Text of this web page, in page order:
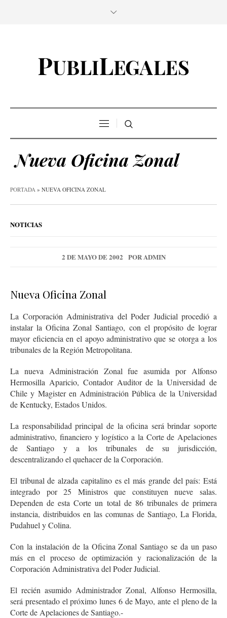
Nueva Oficina Zonal
PORTADA » NUEVA OFICINA ZONAL
NOTICIAS
2 DE MAYO DE 2002 POR ADMIN
Nueva Oficina Zonal
La Corporación Administrativa del Poder Judicial procedió a
instalar la Oficina Zonal Santiago, con el propósito de lograr
mayor eficiencia en el apoyo administrativo que se otorga a los
tribunales de la Región Metropolitana.
La nueva Administración Zonal fue asumida por Alfonso
Hermosilla Aparicio, Contador Auditor de la Universidad de
Chile y Magister en Administración Pública de la Universidad
de Kentucky, Estados Unidos.
La responsabilidad principal de la oficina será brindar soporte
administrativo, financiero y logístico a la Corte de Apelaciones
de Santiago y a los tribunales de su jurisdicción,
descentralizando el quehacer de la Corporación.
El tribunal de alzada capitalino es el más grande del país: Está
integrado por 25 Ministros que constituyen nueve salas.
Dependen de esta Corte un total de 86 tribunales de primera
instancia, distribuidos en las comunas de Santiago, La Florida,
Pudahuel y Colina.
Con la instalación de la Oficina Zonal Santiago se da un paso
más en el proceso de optimización y racionalización de la
Corporación Administrativa del Poder Judicial.
El recién asumido Administrador Zonal, Alfonso Hermosilla,
será presentado el próximo lunes 6 de Mayo, ante el pleno de la
Corte de Apelaciones de Santiago.-